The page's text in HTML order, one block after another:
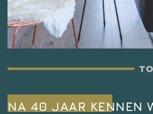
NA 40 JAAR KENNEN